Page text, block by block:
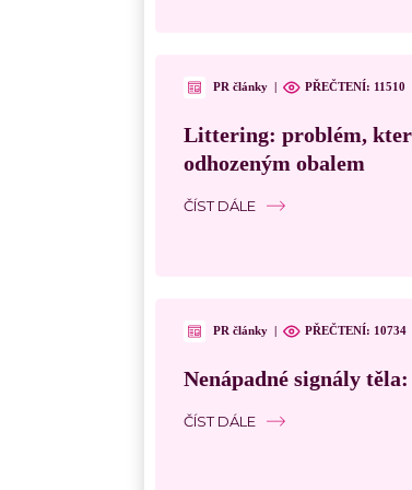
PR články PŘEČTENÍ: 11510
Littering: problém,
odhozeným obalem
ČÍST DÁLE
PR články PŘEČTENÍ: 10734
Nenápadné signály
ČÍST DÁLE